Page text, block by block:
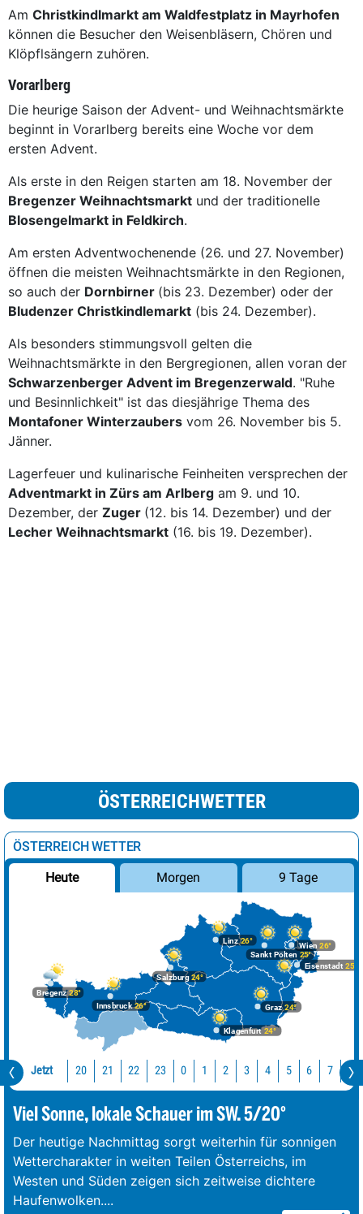
Am Christkindlmarkt am Waldfestplatz in Mayrhofen
können die Besucher den Weisenbläsern, Chören und
Klöpflsängern zuhören.
Vorarlberg
Die heurige Saison der Advent- und Weihnachtsmärkte
beginnt in Vorarlberg bereits eine Woche vor dem
ersten Advent.
Als erste in den Reigen starten am 18. November der
Bregenzer Weihnachtsmarkt und der traditionelle
Blosengelmarkt in Feldkirch.
Am ersten Adventwochenende (26. und 27. November)
öffnen die meisten Weihnachtsmärkte in den Regionen,
so auch der Dornbirner (bis 23. Dezember) oder der
Bludenzer Christkindlemarkt (bis 24. Dezember).
Als besonders stimmungsvoll gelten die
Weihnachtsmärkte in den Bergregionen, allen voran der
Schwarzenberger Advent im Bregenzerwald. "Ruhe
und Besinnlichkeit" ist das diesjährige Thema des
Montafoner Winterzaubers vom 26. November bis 5.
Jänner.
Lagerfeuer und kulinarische Feinheiten versprechen der
Adventmarkt in Zürs am Arlberg am 9. und 10.
Dezember, der Zuger (12. bis 14. Dezember) und der
Lecher Weihnachtsmarkt (16. bis 19. Dezember).
ÖSTERREICHWETTER
ÖSTERREICH WETTER
Heute Morgen 9 Tage
Bregenz28°
Graz24°
Innsbruck26°
Klagenfurt 24°
Linz26°
Salzburg24°
Wien 26°
Eisenstadt 25°
Sankt Pölten 25°
Jetzt 20 21 22 23 0 1 2 3 4 5 6 7 8
Viel Sonne, lokale Schauer im SW. 5/20°
Der heutige Nachmittag sorgt weiterhin für sonnigen
Wettercharakter in weiten Teilen Österreichs, im
Westen und Süden zeigen sich zeitweise dichtere
Haufenwolken....